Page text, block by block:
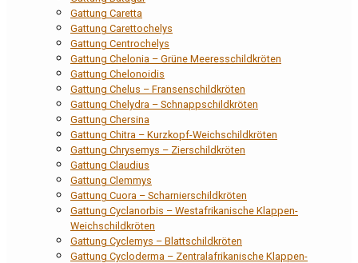
Gattung Caretta
Gattung Carettochelys
Gattung Centrochelys
Gattung Chelonia – Grüne Meeresschildkröten
Gattung Chelonoidis
Gattung Chelus – Fransenschildkröten
Gattung Chelydra – Schnappschildkröten
Gattung Chersina
Gattung Chitra – Kurzkopf-Weichschildkröten
Gattung Chrysemys – Zierschildkröten
Gattung Claudius
Gattung Clemmys
Gattung Cuora – Scharnierschildkröten
Gattung Cyclanorbis – Westafrikanische Klappen-
Weichschildkröten
Gattung Cyclemys – Blattschildkröten
Gattung Cycloderma – Zentralafrikanische Klappen-